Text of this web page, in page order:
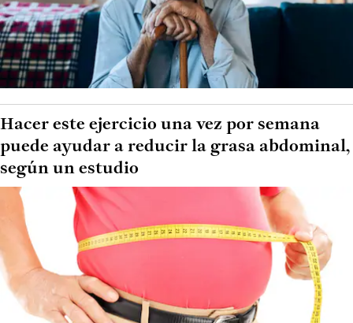
Hacer este ejercicio una vez por semana
puede ayudar a reducir la grasa abdominal,
según un estudio